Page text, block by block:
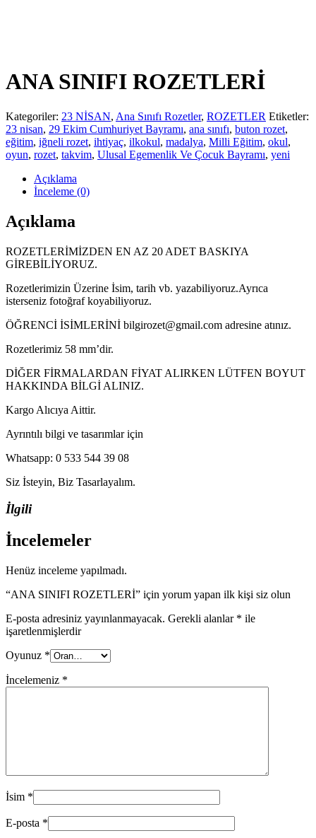
ANA SINIFI ROZETLERİ
Kategoriler: 23 NİSAN, Ana Sınıfı Rozetler, ROZETLER Etiketler:
23 nisan, 29 Ekim Cumhuriyet Bayramı, ana sınıfı, buton rozet,
eğitim, iğneli rozet, ihtiyaç, ilkokul, madalya, Milli Eğitim, okul,
oyun, rozet, takvim, Ulusal Egemenlik Ve Çocuk Bayramı, yeni
Açıklama
İnceleme (0)
Açıklama
ROZETLERİMİZDEN EN AZ 20 ADET BASKIYA
GİREBİLİYORUZ.
Rozetlerimizin Üzerine İsim, tarih vb. yazabiliyoruz.Ayrıca
isterseniz fotoğraf koyabiliyoruz.
ÖĞRENCİ İSİMLERİNİ bilgirozet@gmail.com adresine atınız.
Rozetlerimiz 58 mm’dir.
DİĞER FİRMALARDAN FİYAT ALIRKEN LÜTFEN BOYUT
HAKKINDA BİLGİ ALINIZ.
Kargo Alıcıya Aittir.
Ayrıntılı bilgi ve tasarımlar için
Whatsapp: 0 533 544 39 08
Siz İsteyin, Biz Tasarlayalım.
İlgili
İncelemeler
Henüz inceleme yapılmadı.
“ANA SINIFI ROZETLERİ” için yorum yapan ilk kişi siz olun
E-posta adresiniz yayınlanmayacak. Gerekli alanlar * ile
işaretlenmişlerdir
Oyunuz *
İncelemeniz *
İsim *
E-posta *